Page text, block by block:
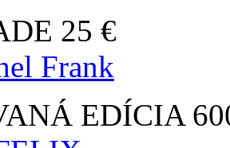
25 €
Frank
EDÍCIA